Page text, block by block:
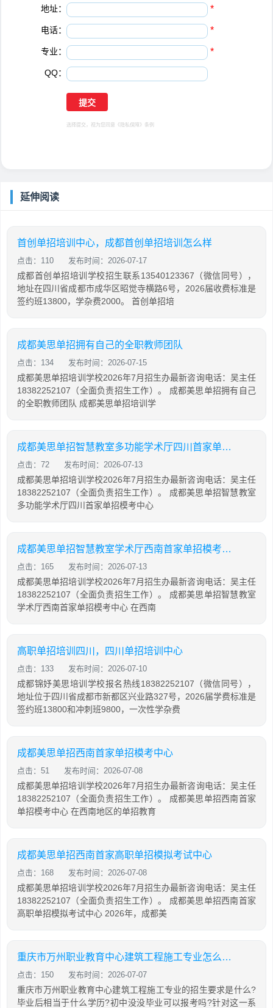
地址： *
电话： *
专业： *
QQ：
选择提交，视为您同意 《隐私保障》 条例
延伸阅读
首创单招培训中心，成都首创单招培训怎么样
点击：110 发布时间：2026-07-17
成都首创单招培训学校招生联系13540123367（微信同号），
地址在四川省成都市成华区昭觉寺横路6号，2026届收费标准是
签约班13800，学杂费2000。 首创单招培
成都美思单招拥有自己的全职教师团队
点击：134 发布时间：2026-07-15
成都美思单招培训学校2026年7月招生办最新咨询电话：吴主任
18382252107（全面负责招生工作）。 成都美思单招拥有自己
的全职教师团队 成都美思单招培训学
成都美思单招智慧教室多功能学术厅四川首家单招模考中心
点击：72 发布时间：2026-07-13
成都美思单招培训学校2026年7月招生办最新咨询电话：吴主任
18382252107（全面负责招生工作）。 成都美思单招智慧教室
多功能学术厅四川首家单招模考中心
成都美思单招智慧教室学术厅西南首家单招模考中心
点击：165 发布时间：2026-07-13
成都美思单招培训学校2026年7月招生办最新咨询电话：吴主任
18382252107（全面负责招生工作）。 成都美思单招智慧教室
学术厅西南首家单招模考中心 在西南
高职单招培训四川，四川单招培训中心
点击：133 发布时间：2026-07-10
成都锦妤美思培训学校报名热线18382252107（微信同号），
地址位于四川省成都市新都区兴业路327号，2026届学费标准是
签约班13800和冲刺班9800，一次性学杂费
成都美思单招西南首家单招模考中心
点击：51 发布时间：2026-07-08
成都美思单招培训学校2026年7月招生办最新咨询电话：吴主任
18382252107（全面负责招生工作）。 成都美思单招西南首家
单招模考中心 在西南地区的单招教育
成都美思单招西南首家高职单招模拟考试中心
点击：168 发布时间：2026-07-08
成都美思单招培训学校2026年7月招生办最新咨询电话：吴主任
18382252107（全面负责招生工作）。 成都美思单招西南首家
高职单招模拟考试中心 2026年，成都美
重庆市万州职业教育中心建筑工程施工专业怎么样?
点击：150 发布时间：2026-07-07
重庆市万州职业教育中心建筑工程施工专业的招生要求是什么?
毕业后相当于什么学历?初中没没毕业可以报考吗?针对这一系